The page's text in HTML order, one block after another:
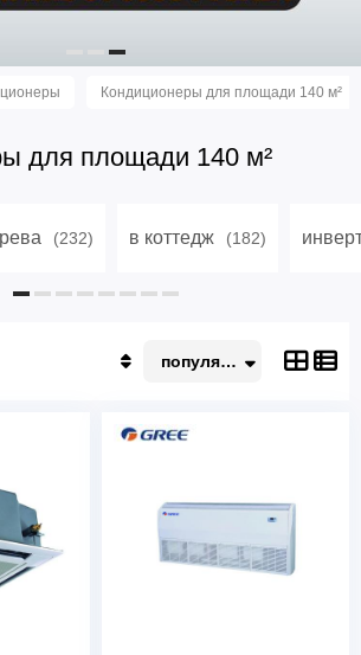
Кондиционеры для площади 140 м²
для площади 140 м²
(232) в коттедж (182)
Недорогие
популярные